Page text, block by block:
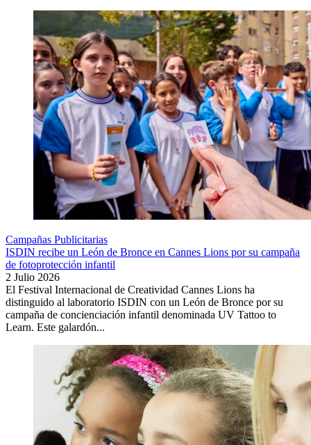
Campañas Publicitarias
ISDIN recibe un León de Bronce en Cannes Lions por su campaña
de fotoprotección infantil
2 Julio 2026
El Festival Internacional de Creatividad Cannes Lions ha
distinguido al laboratorio ISDIN con un León de Bronce por su
campaña de concienciación infantil denominada UV Tattoo to
Learn. Este galardón...